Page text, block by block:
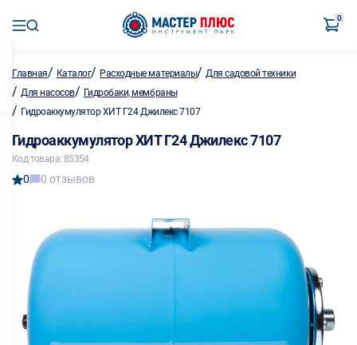
0
Главная/ Каталог/ Расходные материалы/Для садовой техники
/ Для насосов/ Гидробаки, мембраны
/ Гидроаккумулятор ХИТ Г24 Джилекс 7107
Гидроаккумулятор ХИТ Г24 Джилекс 7107
Код товара: 85354
0 0 отзывов